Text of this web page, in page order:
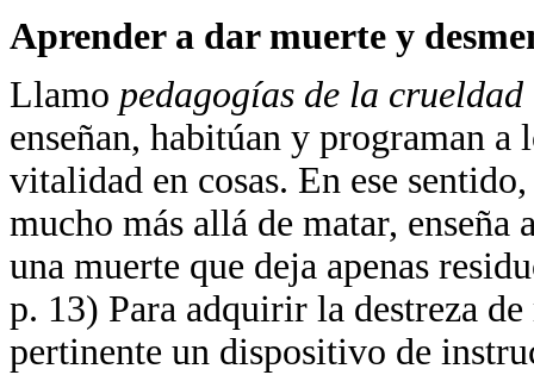
Aprender a dar muerte y
Llamo pedagogías de la crueldad
enseñan, habitúan y programan
vitalidad en cosas. En ese
mucho más allá de matar, enseña
una muerte que deja apenas
p. 13) Para adquirir la destreza
pertinente un dispositivo de